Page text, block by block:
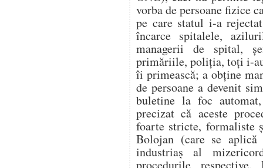
vorba de persoane fizice
pe care statul i-a
încarce spitalele,
managerii de spital,
primăriile, poliția, toți i-
îi primească; a obține
de persoane a devenit
buletine la foc
precizat că aceste
foarte stricte, formaliste
Bolojan (care se
industriaș al
procedurile